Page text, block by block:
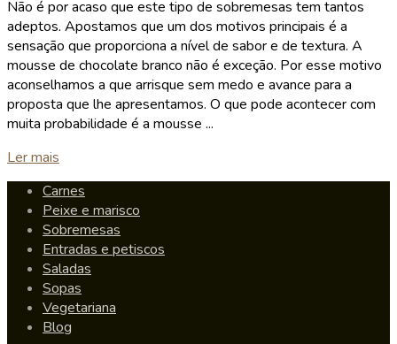
Não é por acaso que este tipo de sobremesas tem tantos
adeptos. Apostamos que um dos motivos principais é a
sensação que proporciona a nível de sabor e de textura. A
mousse de chocolate branco não é exceção. Por esse motivo
aconselhamos a que arrisque sem medo e avance para a
proposta que lhe apresentamos. O que pode acontecer com
muita probabilidade é a mousse ...
Ler mais
Carnes
Peixe e marisco
Sobremesas
Entradas e petiscos
Saladas
Sopas
Vegetariana
Blog